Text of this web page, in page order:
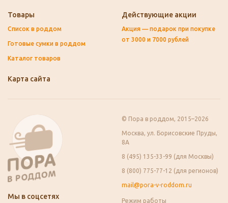
Товары
Список в роддом
Готовые сумки в роддом
Каталог товаров
Действующие акции
Акция — подарок при покупке
от 3000 и 7000 рублей
Карта сайта
Мы в соцсетях
© Пора в роддом, 2015–2026
Москва, ул. Борисовские Пруды,
8А
8 (495) 135-33-99 (для Москвы)
8 (800) 775-77-12 (для регионов)
mail@pora-v-roddom.ru
Режим работы